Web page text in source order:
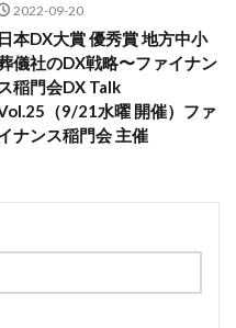
2022-09-20
日本DX大賞 優秀賞 地方中小
儀社のDX戦略〜ファイナン
ス稲門会DX Talk
（9/21水曜 開催）ファ
ナンス稲門会 主催